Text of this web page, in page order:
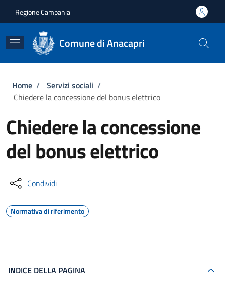
Regione Campania
Comune di Anacapri
Briciole di pane
Home / Servizi sociali /
Chiedere la concessione del bonus elettrico
Chiedere la concessione
del bonus elettrico
Condividi
Normativa di riferimento
INDICE DELLA PAGINA